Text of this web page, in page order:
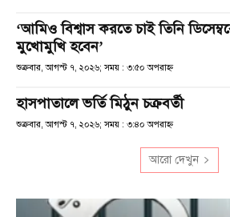
‘আমিও বিশ্বাস করতে চাই তিনি
মুখোমুখি হবেন’
শুক্রবার, আগস্ট ৭, ২০২৬; সময় : ৩:৫০ অপরাহ্ণ
হাসপাতালে ভর্তি মিঠুন চক্রবর্তী
শুক্রবার, আগস্ট ৭, ২০২৬; সময় : ৩:৪০ অপরাহ্ণ
আরো দেখুন